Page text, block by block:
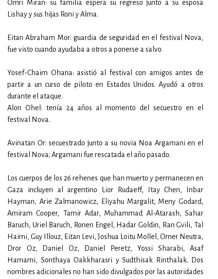
Omri Miran: su familia espera su regreso junto a su esposa
Lishay y sus hijas Roni y Alma.
Eitan Abraham Mor: guardia de seguridad en el festival Nova,
fue visto cuando ayudaba a otros a ponerse a salvo.
Yosef-Chaim Ohana: asistió al festival con amigos antes de
partir a un curso de piloto en Estados Unidos. Ayudó a otros
durante el ataque.
Alon Ohel: tenía 24 años al momento del secuestro en el
festival Nova.
Avinatan Or: secuestrado junto a su novia Noa Argamani en el
festival Nova; Argamani fue rescatada el año pasado.
Los cuerpos de los 26 rehenes que han muerto y permanecen en
Gaza incluyen al argentino Lior Rudaeff, Itay Chen, Inbar
Hayman, Arie Zalmanowicz, Eliyahu Margalit, Meny Godard,
Amiram Cooper, Tamir Adar, Muhammad Al-Atarash, Sahar
Baruch, Uriel Baruch, Ronen Engel, Hadar Goldin, Ran Gvili, Tal
Haimi, Guy Illouz, Eitan Levi, Joshua Loitu Mollel, Omer Neutra,
Dror Oz, Daniel Oz, Daniel Peretz, Yossi Sharabi, Asaf
Hamami, Sonthaya Oakkharasri y Sudthisak Rinthalak. Dos
nombres adicionales no han sido divulgados por las autoridades